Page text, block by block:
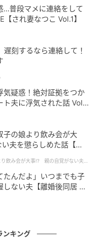
ることも。そんなと
ルで外すと、いつも
うです。全体を淡い
をトレンドのブラウ
印象に仕上がりま
人モノトーン
…普段マメに連絡をして
され妻なつこ Vol.1】
刻するなら連絡して！
気疑惑！絶対証拠をつか
ト夫に浮気された話 Vol.
子の娘より飲み会が大
夫を懲らしめた話【第1
り飲み会が大事!? 親の自覚がない夫を
たんだよ」いつまでも子
ない夫【離婚後同居 Vo
ンキング